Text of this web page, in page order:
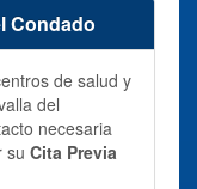
Condado
de salud y
del
necesaria
su Cita Previa